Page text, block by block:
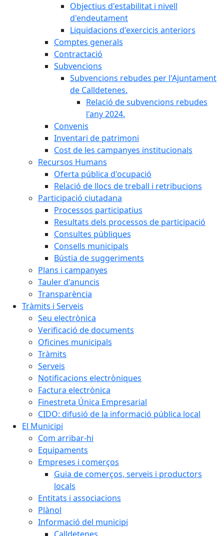
Objectius d'estabilitat i nivell
d'endeutament
Liquidacions d'exercicis anteriors
Comptes generals
Contractació
Subvencions
Subvencions rebudes per l'Ajuntament
de Calldetenes.
Relació de subvencions rebudes
l'any 2024.
Convenis
Inventari de patrimoni
Cost de les campanyes institucionals
Recursos Humans
Oferta pública d'ocupació
Relació de llocs de treball i retribucions
Participació ciutadana
Processos participatius
Resultats dels processos de participació
Consultes públiques
Consells municipals
Bústia de suggeriments
Plans i campanyes
Tauler d'anuncis
Transparència
Tràmits i Serveis
Seu electrònica
Verificació de documents
Oficines municipals
Tràmits
Serveis
Notificacions electròniques
Factura electrònica
Finestreta Única Empresarial
CIDO: difusió de la informació pública local
El Municipi
Com arribar-hi
Equipaments
Empreses i comerços
Guia de comerços, serveis i productors
locals
Entitats i associacions
Plànol
Informació del municipi